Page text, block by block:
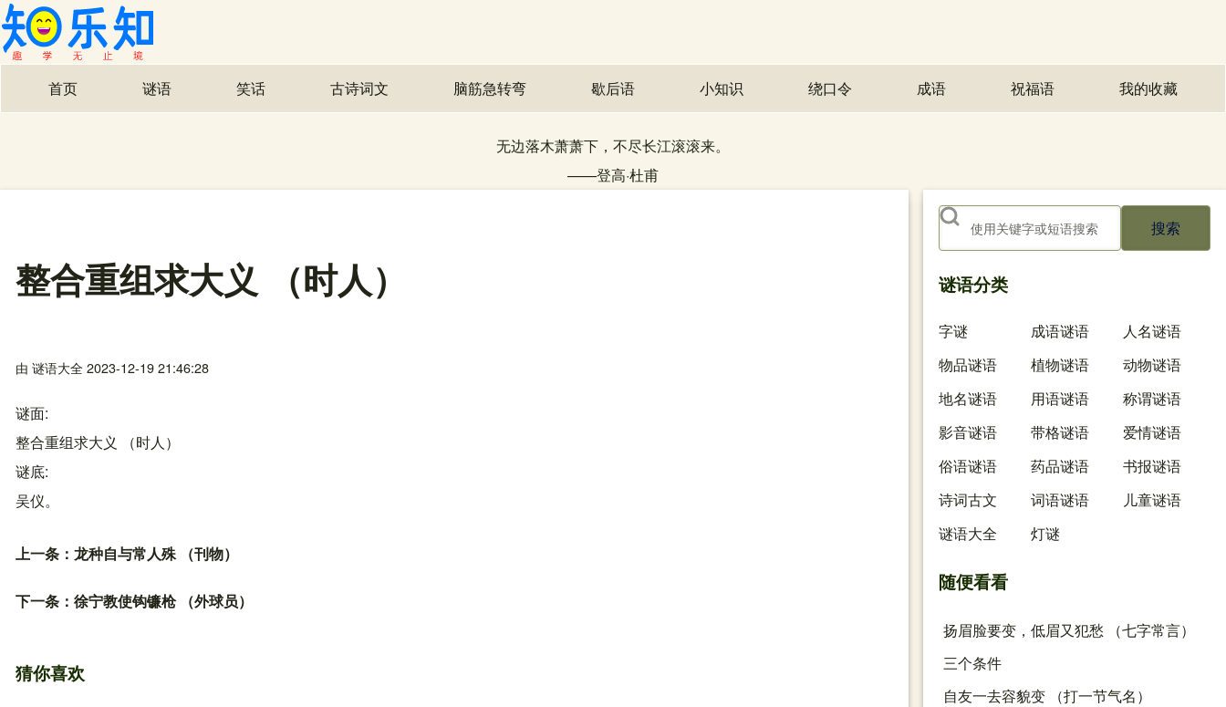
主导航
首页 谜语 笑话 古诗词文 脑筋急转弯 歇后语 小知识 绕口令 成语 祝福语 我的收藏(opens in
无边落木萧萧下，不尽长江滚滚来。
——登高·杜甫
整合重组求大义 （时人）
由 谜语大全2023-12-19 21:46:28
谜面
整合重组求大义 （时人）
谜底
吴仪。
上一条： 龙种自与常人殊 （刊物）
下一条： 徐宁教使钩镰枪 （外球员）
猜你喜欢
搜索
谜语分类
字谜 成语谜语
人名谜语
物品谜语
植物谜语
动物谜语
地名谜语
用语谜语
称谓谜语
影音谜语
带格谜语
爱情谜语
俗语谜语
药品谜语
书报谜语
诗词古文
词语谜语
儿童谜语
谜语大全
灯谜
随便看看
扬眉脸要变，低眉又犯愁 （七字常言）
三个条件
自友一去容貌变 （打一节气名）